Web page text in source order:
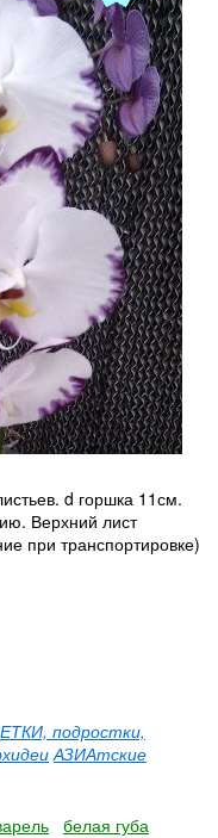
d горшка 11см.
Верхний лист
при транспортировке)
подростки,
АЗИАтские
белая губа